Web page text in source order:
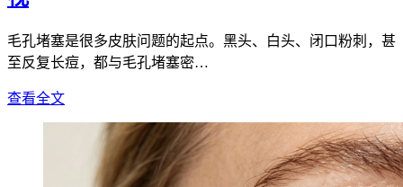
毛孔堵塞是很多皮肤问题的起点。黑头、白头、闭口粉刺，甚
至反复长痘，都与毛孔堵塞密…
查看全文